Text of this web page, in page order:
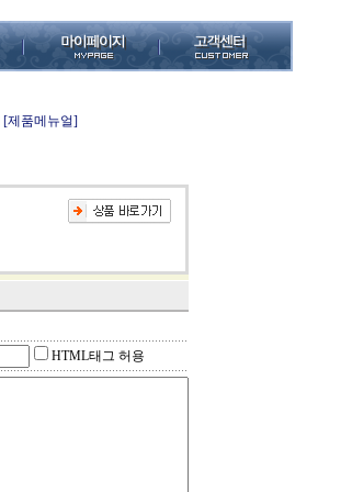
[제품메뉴얼]
HTML태그 허용